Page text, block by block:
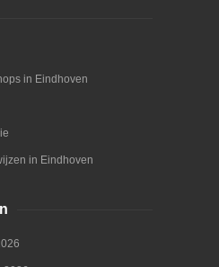
in Eindhoven
in Eindhoven